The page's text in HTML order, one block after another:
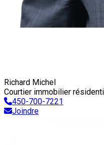
Richard Michel
Courtier immobilier
450-700-7221
Joindre